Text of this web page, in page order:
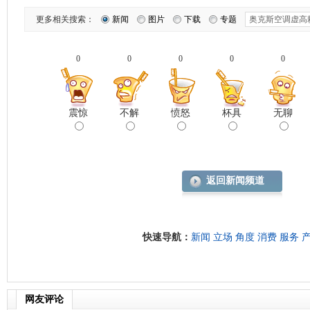
更多相关搜索： 新闻 图片 下载 专题
0
震惊
0
不解
0
愤怒
0
杯具
0
无聊
返回新闻频道
快速导航： 新闻 立场 角度 消费 服务
网友评论